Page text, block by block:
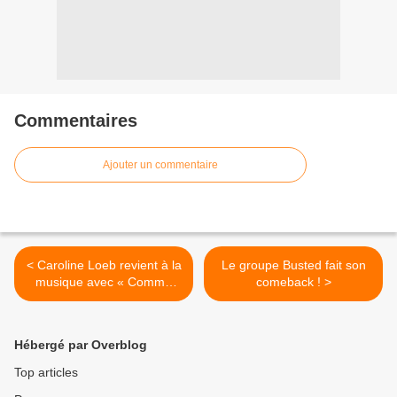
Commentaires
Ajouter un commentaire
< Caroline Loeb revient à la
musique avec « Comme
Sagan » !
Le groupe Busted fait son
comeback ! >
Hébergé par Overblog
Top articles